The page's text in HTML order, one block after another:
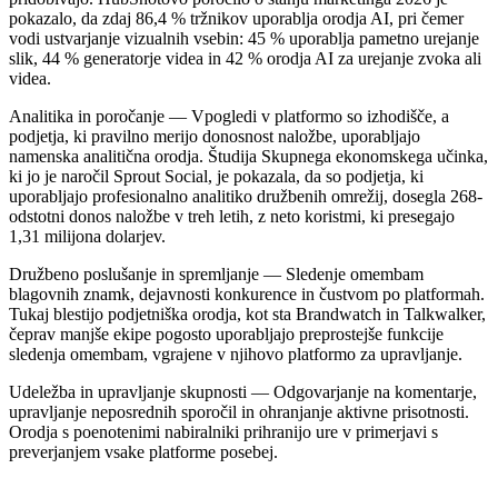
pokazalo, da zdaj 86,4 % tržnikov uporablja orodja AI, pri čemer
vodi ustvarjanje vizualnih vsebin: 45 % uporablja pametno urejanje
slik, 44 % generatorje videa in 42 % orodja AI za urejanje zvoka ali
videa.
Analitika in poročanje — Vpogledi v platformo so izhodišče, a
podjetja, ki pravilno merijo donosnost naložbe, uporabljajo
namenska analitična orodja. Študija Skupnega ekonomskega učinka,
ki jo je naročil Sprout Social, je pokazala, da so podjetja, ki
uporabljajo profesionalno analitiko družbenih omrežij, dosegla 268-
odstotni donos naložbe v treh letih, z neto koristmi, ki presegajo
1,31 milijona dolarjev.
Družbeno poslušanje in spremljanje — Sledenje omembam
blagovnih znamk, dejavnosti konkurence in čustvom po platformah.
Tukaj blestijo podjetniška orodja, kot sta Brandwatch in Talkwalker,
čeprav manjše ekipe pogosto uporabljajo preprostejše funkcije
sledenja omembam, vgrajene v njihovo platformo za upravljanje.
Udeležba in upravljanje skupnosti — Odgovarjanje na komentarje,
upravljanje neposrednih sporočil in ohranjanje aktivne prisotnosti.
Orodja s poenotenimi nabiralniki prihranijo ure v primerjavi s
preverjanjem vsake platforme posebej.